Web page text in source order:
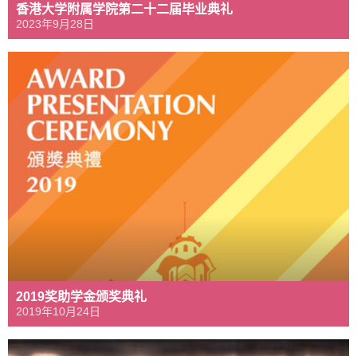
香港大学附属学院第二十二届毕业典礼
2023年9月28日
2019奖助学金颁奖典礼
2019年10月24日